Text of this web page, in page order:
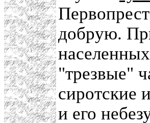
добрую.
"трезвые"
сиротские
и его